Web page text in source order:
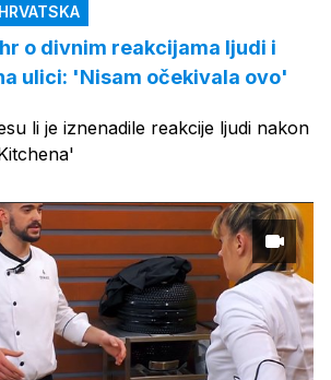
o divnim reakcijama ljudi i
ulici: 'Nisam očekivala ovo'
li je iznenadile reakcije ljudi nakon